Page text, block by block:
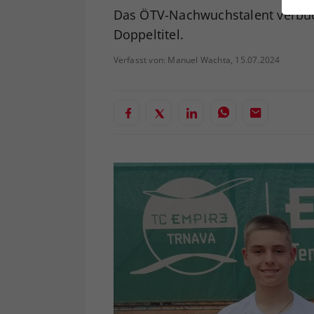
Das ÖTV-Nachwuchstalent
Doppeltitel.
Verfasst von: Manuel Wachta, 15.07.2024